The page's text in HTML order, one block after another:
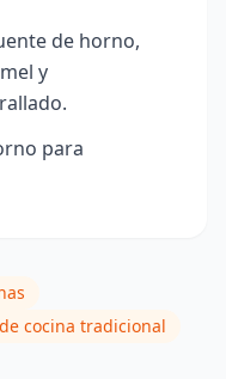
de horno,
y
para
cocina tradicional